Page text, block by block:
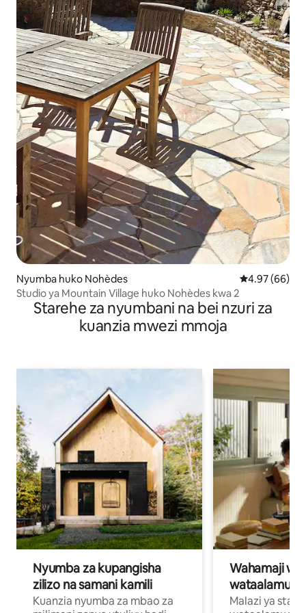
Nyumba huko Nohèdes Ukadiriaji wa
4.97 (66)
Studio ya Mountain Village huko Nohèdes kwa 2
Starehe za nyumbani na bei nzuri za
kuanzia mwezi mmoja
Nyumba za kupangisha
zilizo na samani kamili
Kuanzia nyumba za mbao za
Wahamaji
wataalamu
Malazi ya